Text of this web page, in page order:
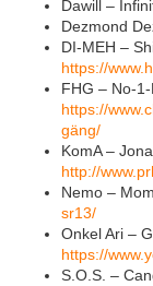
Dawill –
Dezmond
DI-MEH –
https://
FHG – No-
https://
gäng/
KomA –
http://
Nemo –
sr13/
Onkel Ari –
https://
S.O.S. –